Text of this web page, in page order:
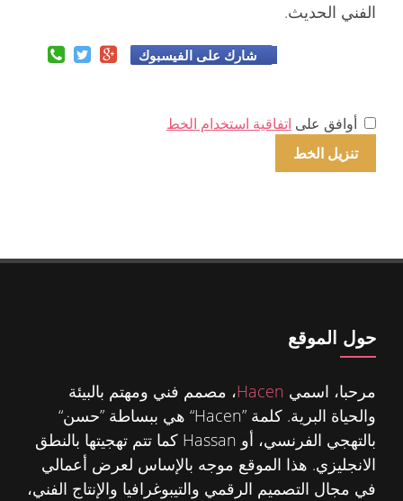
الفني الحديث.
شارك على الفيسبوك
أوافق على اتفاقية استخدام الخط
حول الموقع
مرحبا، اسمي Hacen، مصمم فني ومهتم بالبيئة
والحياة البرية. كلمة ”Hacen“ هي ببساطة ”حسن“
بالتهجي الفرنسي، أو Hassan كما تتم تهجيتها بالنطق
الانجليزي. هذا الموقع موجه بالإساس لعرض أعمالي
في مجال التصميم الرقمي والتيبوغرافيا والإنتاج الفني،